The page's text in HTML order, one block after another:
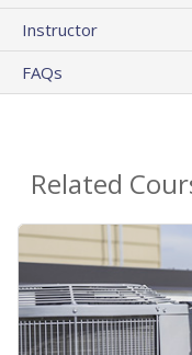
Instructor
FAQs
Related